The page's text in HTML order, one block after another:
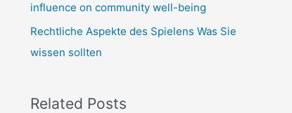
influence on community well-being
Rechtliche Aspekte des Spielens Was Sie
wissen sollten
Related Posts